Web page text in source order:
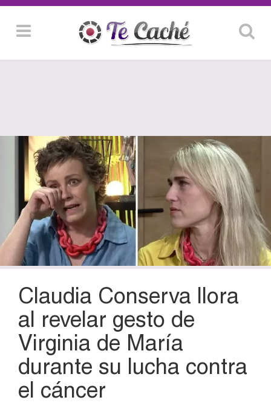
Claudia Conserva llora
al revelar gesto de
Virginia de María
durante su lucha contra
el cáncer